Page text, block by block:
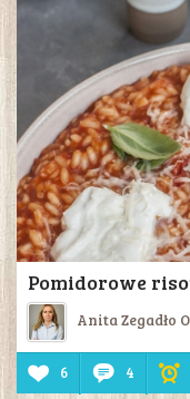
Pomidorowe
Anita Zegadło
6 4